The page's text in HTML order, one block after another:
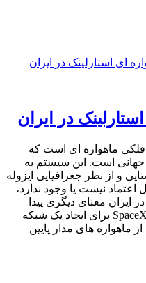
در ایران
ماهواره ای است که
جهانی است. این سیستم به
و از نظر جغرافیایی ایزوله
اعتماد نیست یا وجود ندارد،
ایران معنای دیگری پیدا
خواهد کرد. Starlink یک ابتکار SpaceX برای ایجاد یک شبکه
ماهواره های مدار پایین